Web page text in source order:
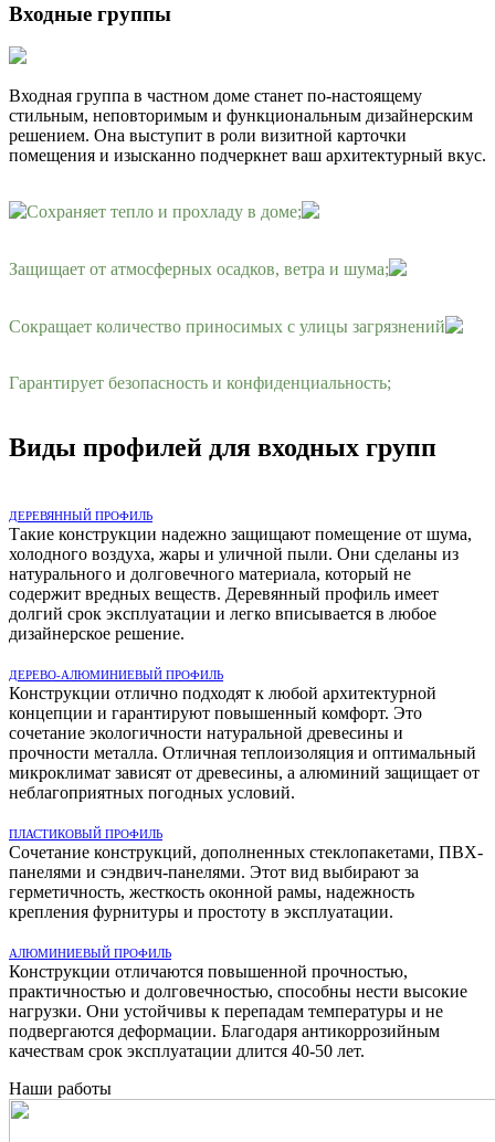
Входные группы
Входная группа в частном доме станет по-настоящему
стильным, неповторимым и функциональным дизайнерским
решением. Она выступит в роли визитной карточки
помещения и изысканно подчеркнет ваш архитектурный вкус.
Сохраняет тепло и прохладу в доме;
Защищает от атмосферных осадков, ветра и шума;
Сокращает количество приносимых с улицы загрязнений
Гарантирует безопасность и конфиденциальность;
Виды профилей для входных групп
ДЕРЕВЯННЫЙ ПРОФИЛЬ
Такие конструкции надежно защищают помещение от шума,
холодного воздуха, жары и уличной пыли. Они сделаны из
натурального и долговечного материала, который не
содержит вредных веществ. Деревянный профиль имеет
долгий срок эксплуатации и легко вписывается в любое
дизайнерское решение.
ДЕРЕВО-АЛЮМИНИЕВЫЙ ПРОФИЛЬ
Конструкции отлично подходят к любой архитектурной
концепции и гарантируют повышенный комфорт. Это
сочетание экологичности натуральной древесины и
прочности металла. Отличная теплоизоляция и оптимальный
микроклимат зависят от древесины, а алюминий защищает от
неблагоприятных погодных условий.
ПЛАСТИКОВЫЙ ПРОФИЛЬ
Сочетание конструкций, дополненных стеклопакетами, ПВХ-
панелями и сэндвич-панелями. Этот вид выбирают за
герметичность, жесткость оконной рамы, надежность
крепления фурнитуры и простоту в эксплуатации.
АЛЮМИНИЕВЫЙ ПРОФИЛЬ
Конструкции отличаются повышенной прочностью,
практичностью и долговечностью, способны нести высокие
нагрузки. Они устойчивы к перепадам температуры и не
подвергаются деформации. Благодаря антикоррозийным
качествам срок эксплуатации длится 40-50 лет.
Наши работы